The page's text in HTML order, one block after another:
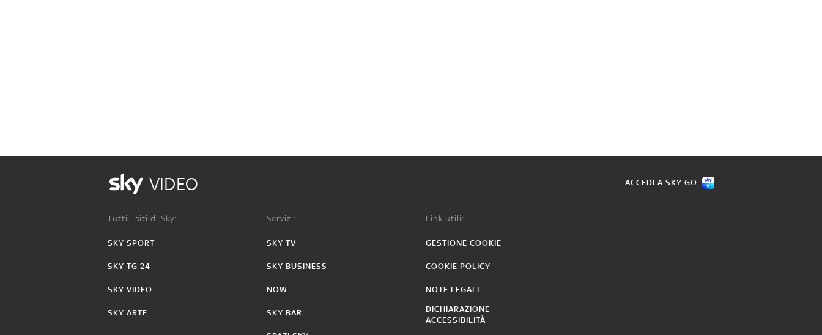
VIDEO ACCEDI A SKY GO
Tutti i siti di Sky:
SKY SPORT
SKY TG 24
SKY VIDEO
SKY ARTE
Servizi:
SKY TV
SKY BUSINESS
NOW
SKY BAR
Link utili:
GESTIONE COOKIE
COOKIE POLICY
NOTE LEGALI
DICHIARAZIONE
ACCESSIBILITÀ